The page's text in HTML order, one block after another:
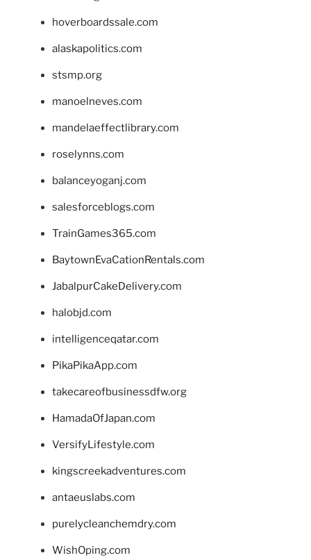
hoverboardssale.com
alaskapolitics.com
stsmp.org
manoelneves.com
mandelaeffectlibrary.com
roselynns.com
balanceyoganj.com
salesforceblogs.com
TrainGames365.com
BaytownEvaCationRentals.com
JabalpurCakeDelivery.com
halobjd.com
intelligenceqatar.com
PikaPikaApp.com
takecareofbusinessdfw.org
HamadaOfJapan.com
VersifyLifestyle.com
kingscreekadventures.com
antaeuslabs.com
purelycleanchemdry.com
WishOping.com